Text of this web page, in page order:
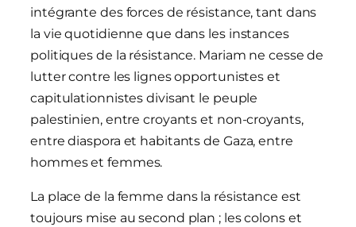
intégrante des forces de résistance, tant dans
la vie quotidienne que dans les instances
politiques de la résistance. Mariam ne cesse de
lutter contre les lignes opportunistes et
capitulationnistes divisant le peuple
palestinien, entre croyants et non-croyants,
entre diaspora et habitants de Gaza, entre
hommes et femmes.
La place de la femme dans la résistance est
toujours mise au second plan ; les colons et